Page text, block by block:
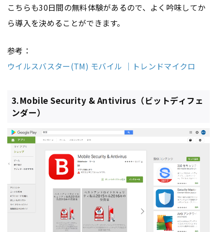
こちらも30日間の無料体験があるので、よく吟味してか
ら導入を決めることができます。
参考：
ウイルスバスター(TM) モバイル ｜トレンドマイクロ
3.Mobile Security & Antivirus（ビットディフェ
ンダー）